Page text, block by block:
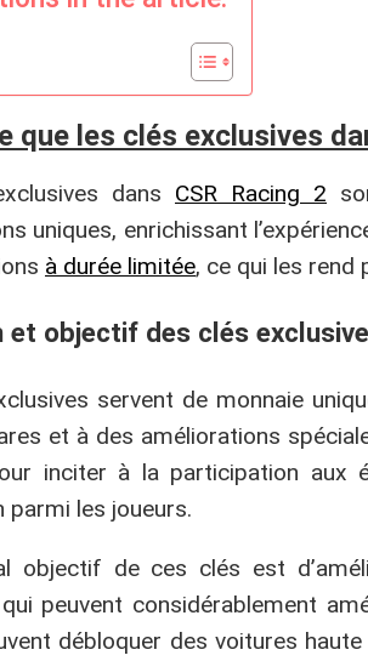
que les clés exclusives
dans CSR Racing 2
uniques, enrichissant
à durée limitée, ce qui les rend
et objectif des clés
servent de monnaie
et à des améliorations
inciter à la participation aux
parmi les joueurs.
objectif de ces clés est
qui peuvent considérablement
débloquer des voitures